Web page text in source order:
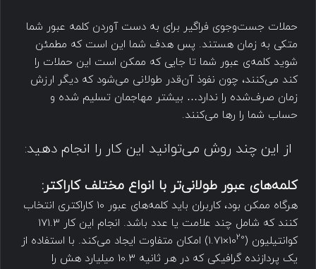
حملات جست‌وجوی فراگیر برای به دست آوردن کلمه عبور شما
متکی به زمان هستند. پس هدف شما این است که مطمئن
شوید کلمه‌ی عبور شما تا جایی که ممکن است این حملات را
کند می‌کنند، چون نفوذ آن‌قدر طولانی می‌شود که دیگر ارزش
زمان صرف‌شده را ندارد… بیشتر مهاجمان تسلیم شده و
حساب شما را رها می‌کنند.
از این چند روش می‌توانید این کار را انجام دهید:
کلمه‌های عبور طولانی‌تر با انواع مختلف کاراکتر:
هرگاه ممکن بود، کاربران باید کلمه‌های عبور 10 کاراکتری انتخاب
کنند که شامل چند علامت یا عدد باشد. انجام این کار 171.3
کوانتیلیون (1020
×1.71) امکان متفاوت ایجاد می‌کند. با استفاده از
یک پردازنده گرافیکی که در هر ثانیه 10.3 میلیارد هش را